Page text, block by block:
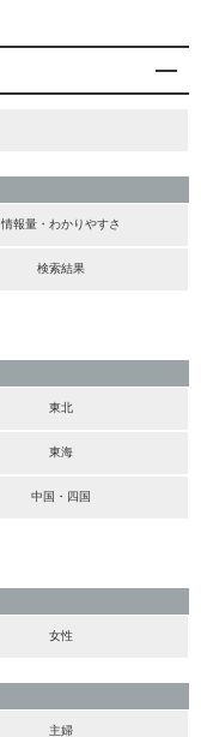
情報量・わかりやすさ
検索結果
東北
東海
中国・四国
女性
主婦